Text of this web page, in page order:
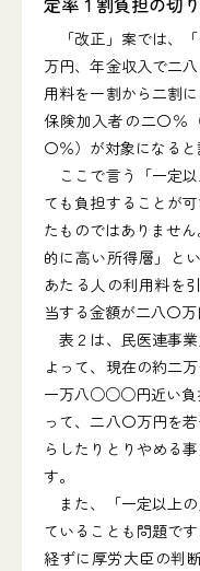
「改正」案では、
万円、年金収入で二
用料を一割から二割
保険加入者の二〇％
〇％）が対象になると
ここで言う「一定
ても負担することが
たものではありませ
的に高い所得層」と
あたる人の利用料を
当する金額が二八〇
表２は、民医連事
よって、現在の約
一万八○○○円近い負
って、二八〇万円を
らしたりとりやめる
す。
また、「一定以上
ていることも問題で
経ずに厚労大臣の判